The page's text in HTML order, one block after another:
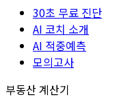
30초 무료 진단
AI 코치 소개
AI 적중예측
모의고사
부동산 계산기